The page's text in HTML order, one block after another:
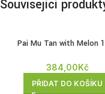
Související
Pai Mu Tan with Melon
384,00Kč
PŘIDAT DO KOŠÍKU